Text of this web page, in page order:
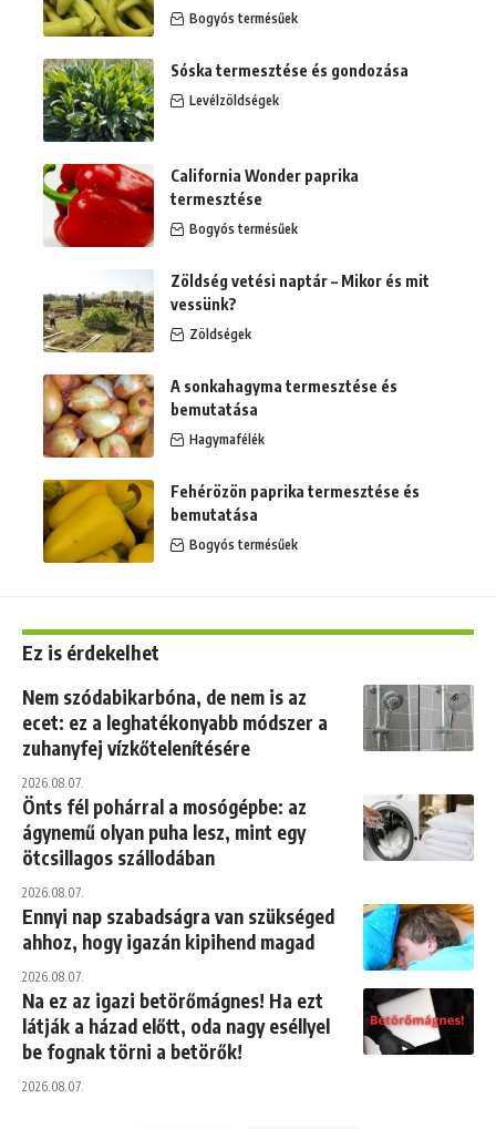
Bogyós termésűek
Sóska termesztése és gondozása
Levélzöldségek
California Wonder paprika
termesztése
Bogyós termésűek
Zöldség vetési naptár – Mikor és mit
vessünk?
Zöldségek
A sonkahagyma termesztése és
bemutatása
Hagymafélék
Fehérözön paprika termesztése és
bemutatása
Bogyós termésűek
Ez is érdekelhet
Nem szódabikarbóna, de nem is az
ecet: ez a leghatékonyabb módszer a
zuhanyfej vízkőtelenítésére
2026.08.07.
Önts fél pohárral a mosógépbe: az
ágynemű olyan puha lesz, mint egy
ötcsillagos szállodában
2026.08.07.
Ennyi nap szabadságra van szükséged
ahhoz, hogy igazán kipihend magad
2026.08.07.
Na ez az igazi betörőmágnes! Ha ezt
látják a házad előtt, oda nagy eséllyel
be fognak törni a betörők!
2026.08.07.